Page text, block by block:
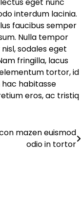
interdum lacinia.
faucibus semper
Nulla tempor
sodales eget
fringilla, lacus
tortor, id
hac habitasse
eros, ac tristiq
mazen euismod
odio in tortor